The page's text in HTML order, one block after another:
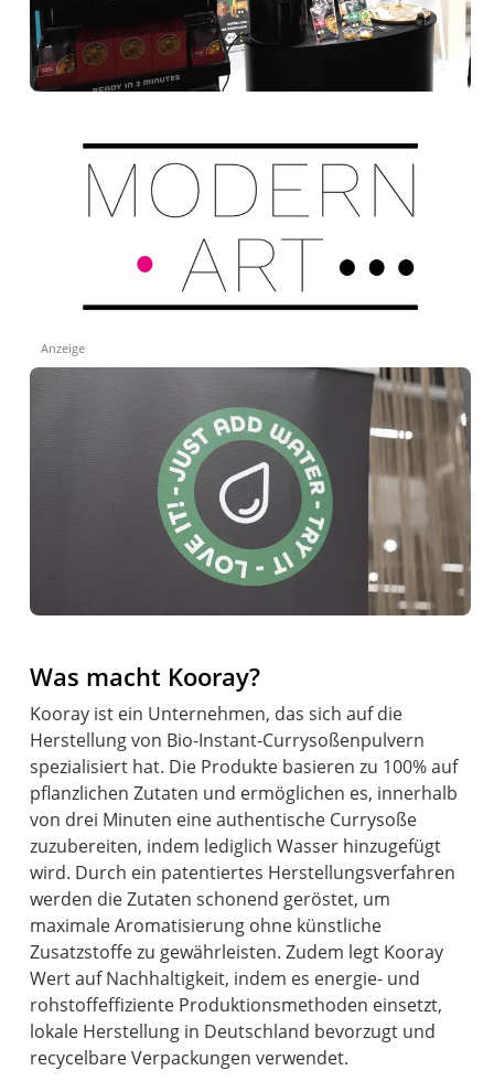
Anzeige
Was macht Kooray?
Kooray ist ein Unternehmen, das sich auf die
Herstellung von Bio-Instant-Currysoßenpulvern
spezialisiert hat. Die Produkte basieren zu 100% auf
pflanzlichen Zutaten und ermöglichen es, innerhalb
von drei Minuten eine authentische Currysoße
zuzubereiten, indem lediglich Wasser hinzugefügt
wird. Durch ein patentiertes Herstellungsverfahren
werden die Zutaten schonend geröstet, um
maximale Aromatisierung ohne künstliche
Zusatzstoffe zu gewährleisten. Zudem legt Kooray
Wert auf Nachhaltigkeit, indem es energie- und
rohstoffeffiziente Produktionsmethoden einsetzt,
lokale Herstellung in Deutschland bevorzugt und
recycelbare Verpackungen verwendet.